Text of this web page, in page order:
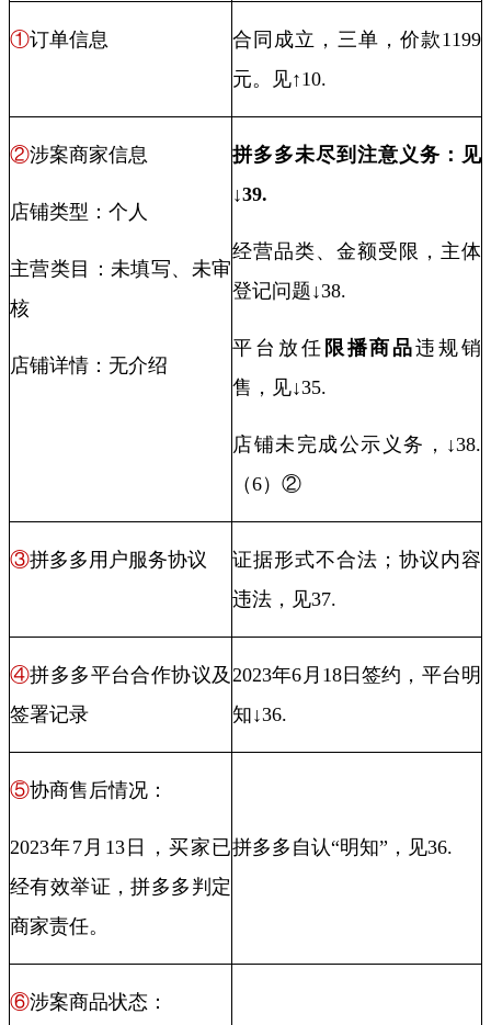
①订单信息 合同成立，三单，价款1199
元。见↑10.
②涉案商家信息
店铺类型：个人
主营类目：未填写、未审
核
店铺详情：无介绍
拼多多未尽到注意义务：见
↓39.
经营品类、金额受限， 主体
登记问题↓38.
平台放任 限播商品违规销
售，见↓35.
店铺未完成公示义务，↓38.
（6）②
③拼多多用户服务协议
证据形式不合法；协议内容
违法，见37.
④拼多多平台合作协议及
签署记录
2023年6 月 18日签约，平台明
知↓36.
⑤协商售后情况：
2023年7月 13日，买家已
经有效举证，拼多多判定
商家责任。
拼多多自认“明知”，见36.
⑥涉案商品状态：